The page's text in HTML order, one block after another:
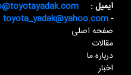
ایمیل :
-
toyota_yadak@yahoo.com
صفحه اصلی
مقالات
درباره ما
اخبار